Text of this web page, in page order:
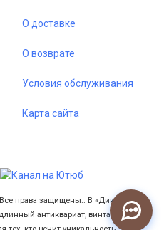
О доставке
О возврате
Условия обслуживания
Карта сайта
права защищены.. В «Диковинке»
антиквариат, винтажные